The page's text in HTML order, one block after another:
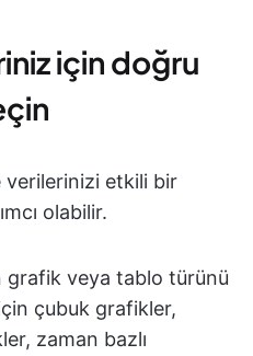
için doğru
etkili bir
olabilir.
grafik veya tablo türünü
çubuk grafikler,
zaman bazlı